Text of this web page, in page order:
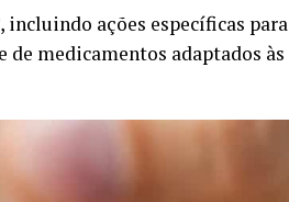
incluindo ações específicas para
de medicamentos adaptados às